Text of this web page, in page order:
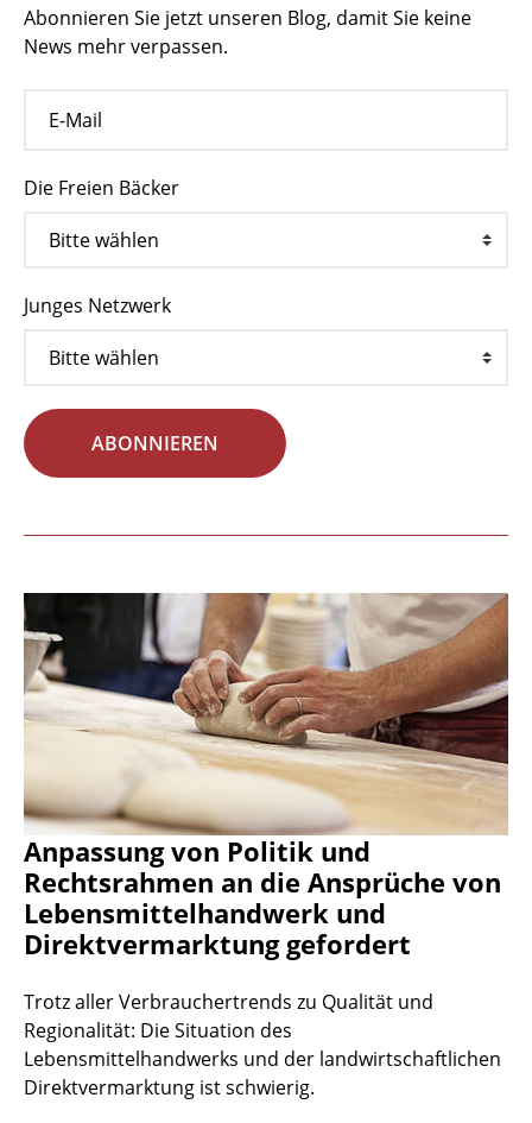
Abonnieren Sie jetzt unseren Blog, damit Sie keine
News mehr verpassen.
Die Freien Bäcker
Junges Netzwerk
ABONNIEREN
Anpassung von Politik und
Rechtsrahmen an die Ansprüche von
Lebensmittelhandwerk und
Direktvermarktung gefordert
Trotz aller Verbrauchertrends zu Qualität und
Regionalität: Die Situation des
Lebensmittelhandwerks und der landwirtschaftlichen
Direktvermarktung ist schwierig.